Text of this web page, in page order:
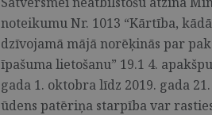
noteikumu Nr. 1013 “Kārtība,
dzīvojamā mājā norēķinās par
īpašuma lietošanu” 19.1 4.
gada 1. oktobra līdz 2019. gada
ūdens patēriņa starpība var